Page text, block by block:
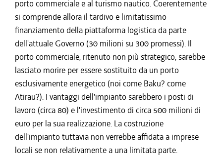
porto commerciale e al turismo nautico. Coerentemente
si comprende allora il tardivo e limitatissimo
finanziamento della piattaforma logistica da parte
dell'attuale Governo (30 milioni su 300 promessi). Il
porto commerciale, ritenuto non più strategico, sarebbe
lasciato morire per essere sostituito da un porto
esclusivamente energetico (noi come Baku? come
Atirau?). I vantaggi dell'impianto sarebbero i posti di
lavoro (circa 80) e l'investimento di circa 500 milioni di
euro per la sua realizzazione. La costruzione
dell'impianto tuttavia non verrebbe affidata a imprese
locali se non relativamente a una limitata parte.